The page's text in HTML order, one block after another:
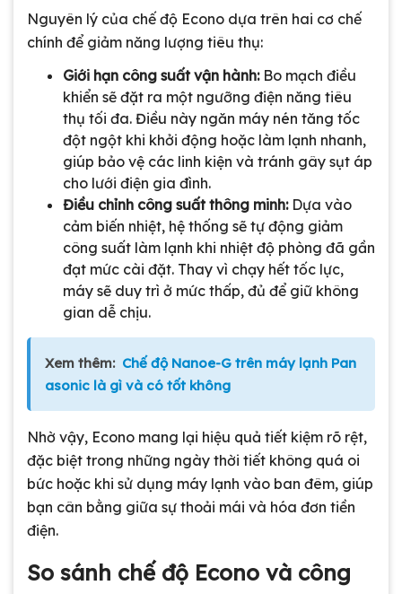
Nguyên lý của chế độ Econo dựa trên hai cơ chế
chính để giảm năng lượng tiêu thụ:
Giới hạn công suất vận hành:Bo mạch điều
khiển sẽ đặt ra một ngưỡng điện năng tiêu
thụ tối đa. Điều này ngăn máy nén tăng tốc
đột ngột khi khởi động hoặc làm lạnh nhanh,
giúp bảo vệ các linh kiện và tránh gây sụt áp
cho lưới điện gia đình.
Điều chỉnh công suất thông minh:Dựa vào
cảm biến nhiệt, hệ thống sẽ tự động giảm
công suất làm lạnh khi nhiệt độ phòng đã gần
đạt mức cài đặt. Thay vì chạy hết tốc lực,
máy sẽ duy trì ở mức thấp, đủ để giữ không
gian dễ chịu.
Xem thêm: Chế độ Nanoe-G trên máy lạnh Pan
asonic là gì và có tốt không
Nhờ vậy, Econo mang lại hiệu quả tiết kiệm rõ rệt,
đặc biệt trong những ngày thời tiết không quá oi
bức hoặc khi sử dụng máy lạnh vào ban đêm, giúp
bạn cân bằng giữa sự thoải mái và hóa đơn tiền
điện.
So sánh chế độ Econo và công